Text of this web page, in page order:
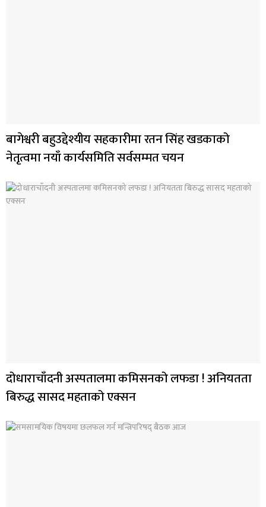
बागेश्वरी बहुउद्देश्यीय सहकारीमा रतन सिंह खडकाको
नेतृत्वमा नयाँ कार्यसमिति सर्वसम्मत चयन
दोधाराचाँदनी अस्पतालमा कमिसनको लफडा ! अनियतता
बिरुद्ध सासद महताको एक्सन